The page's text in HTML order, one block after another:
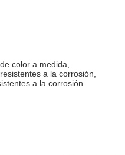
color a medida
a la corrosión
a la corrosión